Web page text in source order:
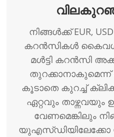
നിങ്ങൾക്ക് EUR,
കറൻസികൾ
മൾട്ടി കറൻസി
തുറക്കാനാകുമെന്ന്
കൂടാതെ കുറച്ച്
ഏറ്റവും
വേണമെങ്കിലും